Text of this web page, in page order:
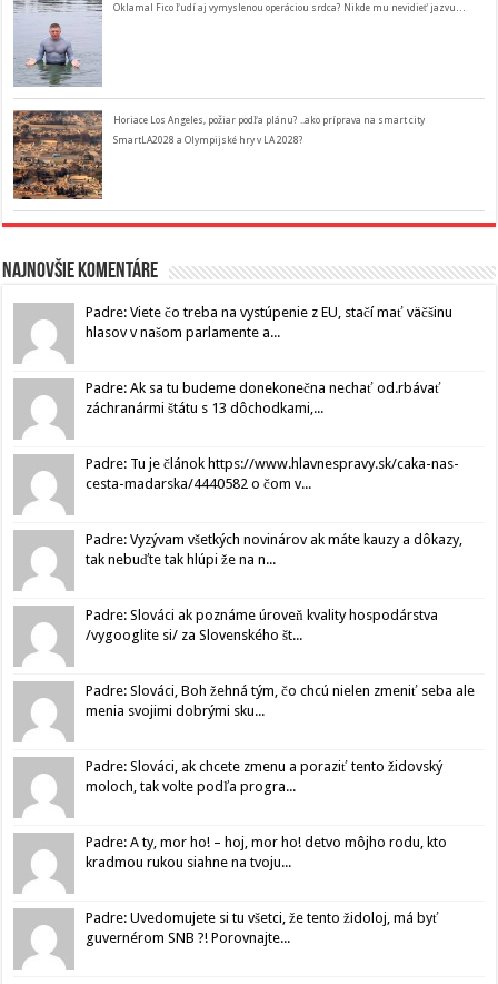
Oklamal Fico ľudí aj vymyslenou operáciou srdca? Nikde mu nevidieť jazvu…
Horiace Los Angeles, požiar podľa plánu? ..ako príprava na smart city
SmartLA2028 a Olympijské hry v LA 2028?
Najnovšie komentáre
Padre: Viete čo treba na vystúpenie z EU, stačí mať väčšinu
hlasov v našom parlamente a...
Padre: Ak sa tu budeme donekonečna nechať od.rbávať
záchranármi štátu s 13 dôchodkami,...
Padre: Tu je článok https://www.hlavnespravy.sk/caka-nas-
cesta-madarska/4440582 o čom v...
Padre: Vyzývam všetkých novinárov ak máte kauzy a dôkazy,
tak nebuďte tak hlúpi že na n...
Padre: Slováci ak poznáme úroveň kvality hospodárstva
/vygooglite si/ za Slovenského št...
Padre: Slováci, Boh žehná tým, čo chcú nielen zmeniť seba ale
menia svojimi dobrými sku...
Padre: Slováci, ak chcete zmenu a poraziť tento židovský
moloch, tak volte podľa progra...
Padre: A ty, mor ho! – hoj, mor ho! detvo môjho rodu, kto
kradmou rukou siahne na tvoju...
Padre: Uvedomujete si tu všetci, že tento židoloj, má byť
guvernérom SNB ?! Porovnajte...